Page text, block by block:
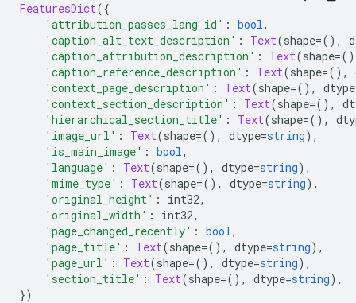
FeaturesDict({
'attribution_passes_lang_id' : bool,
'caption_alt_text_description' : Text(shape=(),
'caption_attribution_description' : Text(shape
'caption_reference_description' : Text(shape=(),
'context_page_description' : Text(shape=(), dtype
'context_section_description' : Text(shape=(),
'hierarchical_section_title' : Text(shape=(),
'image_url' : Text(shape=(), dtype=string),
'is_main_image' : bool,
'language' : Text(shape=(), dtype=string),
'mime_type' : Text(shape=(), dtype=string),
'original_height' : int32,
'original_width' : int32,
'page_changed_recently' : bool,
'page_title' : Text(shape=(), dtype=string),
'page_url' : Text(shape=(), dtype=string),
'section_title' : Text(shape=(), dtype=string),
})